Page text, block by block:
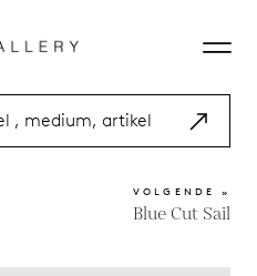
VOLGENDE »
Blue Cut Sail